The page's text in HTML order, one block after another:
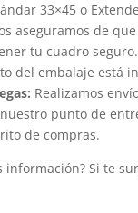
33×45 o
aseguramos de
tu cuadro
del embalaje está
Realizamos
nuestro punto de
de compras.
información? Si te